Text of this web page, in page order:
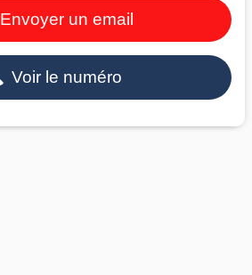
Envoyer un email
Voir le numéro